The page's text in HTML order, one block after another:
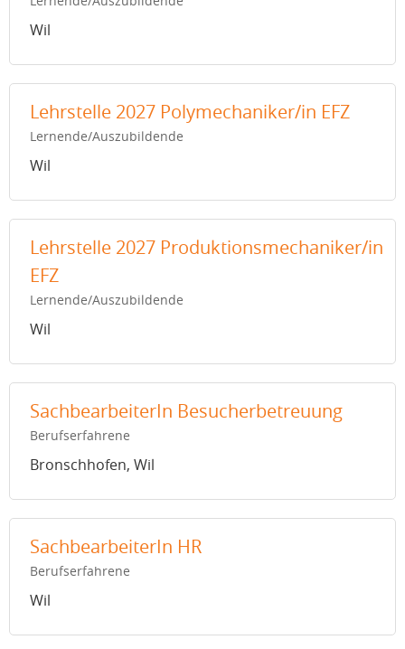
Wil
Lehrstelle 2027 Polymechaniker/in EFZ
Lernende/Auszubildende
Wil
Lehrstelle 2027 Produktionsmechaniker/in
EFZ
Lernende/Auszubildende
Wil
SachbearbeiterIn Besucherbetreuung
Berufserfahrene
Bronschhofen, Wil
SachbearbeiterIn HR
Berufserfahrene
Wil